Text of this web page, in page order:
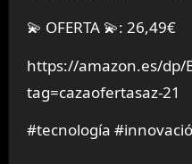
💫 OFERTA 💫: 26,49€
https://amazon.es/dp/
tag=cazaofertasaz-21
#tecnología